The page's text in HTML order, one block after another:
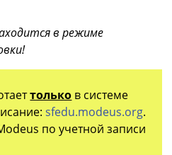
в режиме
только в системе
sfedu.modeus.org.
по учетной записи